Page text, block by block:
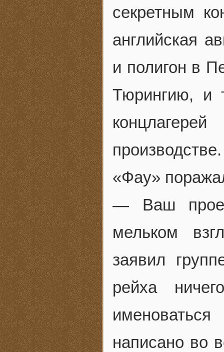
секретным
английская
и полигон в
Тюрингию, и
«Фау»
— Ваш
мельком
заявил
рейха
написано во